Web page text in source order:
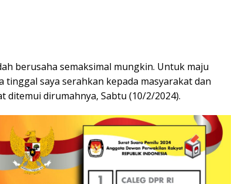
berusaha semaksimal mungkin. Untuk maju
tinggal saya serahkan kepada masyarakat dan
ditemui dirumahnya, Sabtu (10/2/2024).